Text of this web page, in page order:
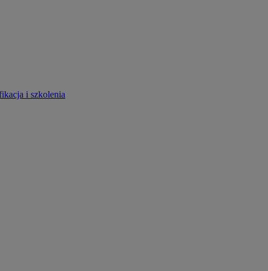
i szkolenia